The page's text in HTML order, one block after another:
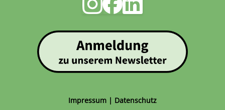
Impressum | Datenschutz